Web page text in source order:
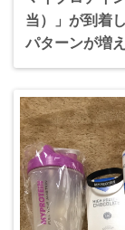
当）」が到着
パターンが増